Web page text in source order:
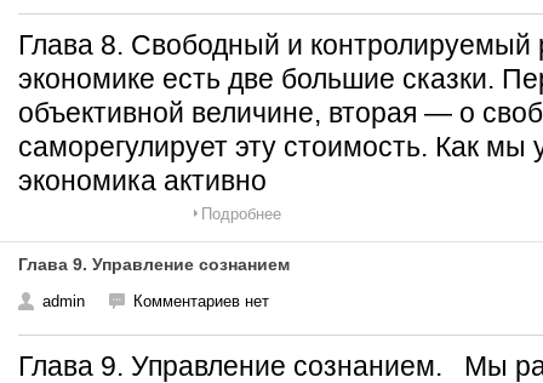
Глава 8. Свободный и
экономике есть две большие сказки.
объективной величине, вторая — о
саморегулирует эту стоимость. Как мы
экономика активно
Подробнее
Глава 9. Управление сознанием
admin Комментариев нет
Глава 9. Управление сознанием. Мы